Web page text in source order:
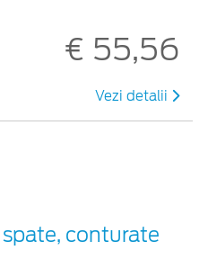
€ 55,56
Vezi detalii
conturate